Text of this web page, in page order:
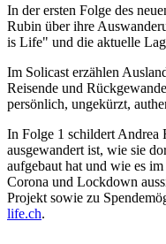
In der ersten Folge des
Rubin über ihre
is Life" und die aktuelle
Im Solicast erzählen
Reisende und
persönlich, ungekürzt,
In Folge 1 schildert Andrea
ausgewandert ist, wie sie
aufgebaut hat und wie es
Corona und Lockdown
Projekt sowie zu
life.ch.